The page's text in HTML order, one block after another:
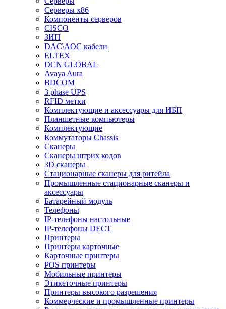
Серверы x86
Компоненты серверов
CISCO
ЗИП
DAC\AOC кабели
ELTEX
DCN GLOBAL
Avaya Aura
BDCOM
3 phase UPS
RFID метки
Комплектующие и аксессуары для ИБП
Планшетные компьютеры
Комплектующие
Коммутаторы Chassis
Сканеры
Сканеры штрих кодов
3D сканеры
Стационарные сканеры для ритейла
Промышленные стационарные сканеры и
аксессуары
Батарейный модуль
Телефоны
IP-телефоны настольные
IP-телефоны DECT
Принтеры
Принтеры карточные
Карточные принтеры
POS принтеры
Мобильные принтеры
Этикеточные принтеры
Принтеры высокого разрешения
Коммерческие и промышленные принтеры